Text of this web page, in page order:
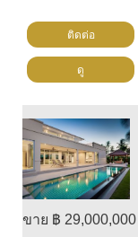
ติดต่อ
ดู
ขาย ฿ 29,000,000